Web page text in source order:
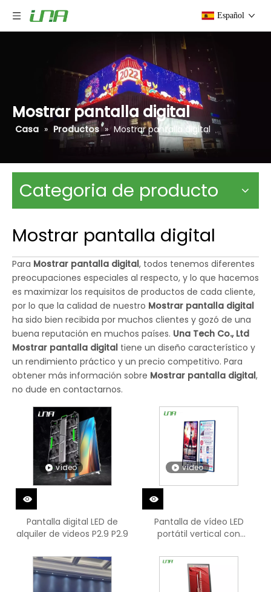
Español
Mostrar pantalla digital
Casa » Productos » Mostrar pantalla digital
Categoria de producto
Mostrar pantalla digital
Para Mostrar pantalla digital, todos tenemos diferentes
preocupaciones especiales al respecto, y lo que hacemos
es maximizar los requisitos de productos de cada cliente,
por lo que la calidad de nuestro Mostrar pantalla digital
ha sido bien recibida por muchos clientes y gozó de una
buena reputación en muchos países. Una Tech Co., Ltd
Mostrar pantalla digital tiene un diseño característico y
un rendimiento práctico y un precio competitivo. Para
obtener más información sobre Mostrar pantalla digital,
no dude en contactarnos.
vídeo
Pantalla digital LED de
alquiler de videos P2.9 P2.9
vídeo
Pantalla de vídeo LED
portátil vertical con
digital